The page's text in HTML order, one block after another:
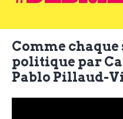
Comme
politique par
Pablo Pillaud-